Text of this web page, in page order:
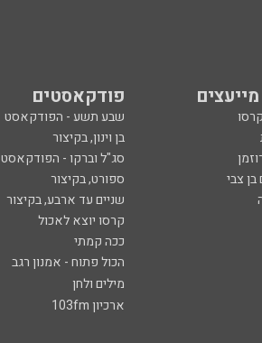
פודקאסטים
שבע תשע - הפודקאסט
בן וינון, בקיצור
סג"ל וברקו - הפודקאסט
צבי ספורט, בקיצור
שניים עד ארבע, בקיצור
קרסו יוצא לאכול
ככה קמתי
הכול פתוח - אמנון רגב
מילים ולחן
ארכיון 103fm